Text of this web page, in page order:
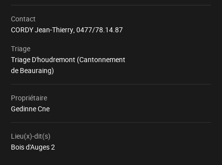
Contact
CORDY Jean-Thierry,0477/78.14.87
Triage
Triage D'houdremont (Cantonnement
de Beauraing)
Propriétaire
Gedinne Cne
Lieu(x)-dit(s)
Bois d'Auges 2